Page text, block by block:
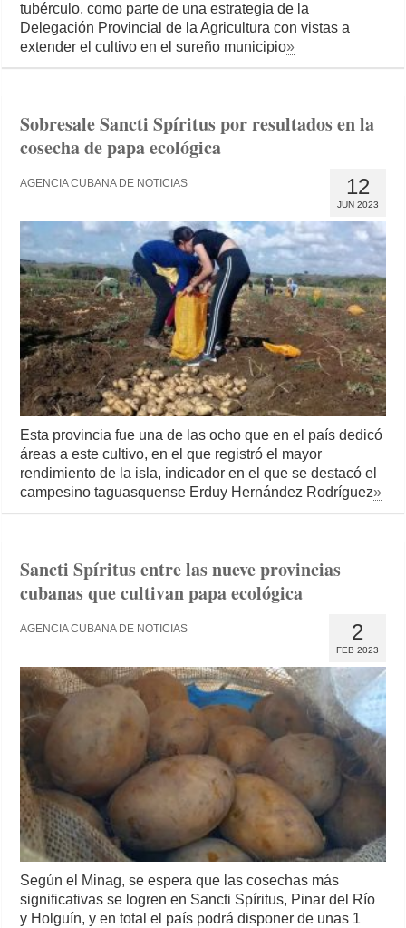
tubérculo, como parte de una estrategia de la
Delegación Provincial de la Agricultura con vistas a
extender el cultivo en el sureño municipio»
Sobresale Sancti Spíritus por resultados en la
cosecha de papa ecológica
12
JUN 2023
AGENCIA CUBANA DE NOTICIAS
Esta provincia fue una de las ocho que en el país dedicó
áreas a este cultivo, en el que registró el mayor
rendimiento de la isla, indicador en el que se destacó el
campesino taguasquense Erduy Hernández Rodríguez»
Sancti Spíritus entre las nueve provincias
cubanas que cultivan papa ecológica
2
FEB 2023
AGENCIA CUBANA DE NOTICIAS
Según el Minag, se espera que las cosechas más
significativas se logren en Sancti Spíritus, Pinar del Río
y Holguín, y en total el país podrá disponer de unas 1